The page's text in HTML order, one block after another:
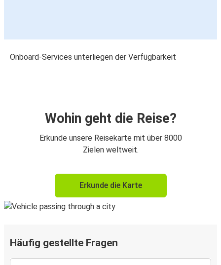
Onboard-Services unterliegen der Verfügbarkeit
Wohin geht die Reise?
Erkunde unsere Reisekarte mit über 8000
Zielen weltweit.
Erkunde die Karte
Häufig gestellte Fragen